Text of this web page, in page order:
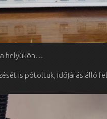
helyükön…
is pótoltuk, időjárás álló